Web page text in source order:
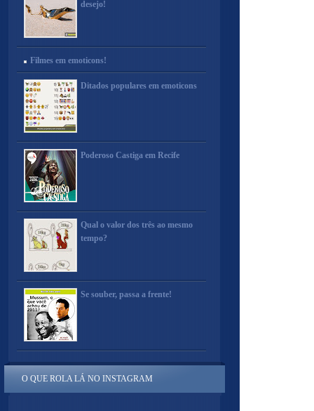
desejo!
Filmes em emoticons!
Ditados populares em emoticons
Poderoso Castiga em Recife
Qual o valor dos três ao mesmo
tempo?
Se souber, passa a frente!
O QUE ROLA LÁ NO INSTAGRAM